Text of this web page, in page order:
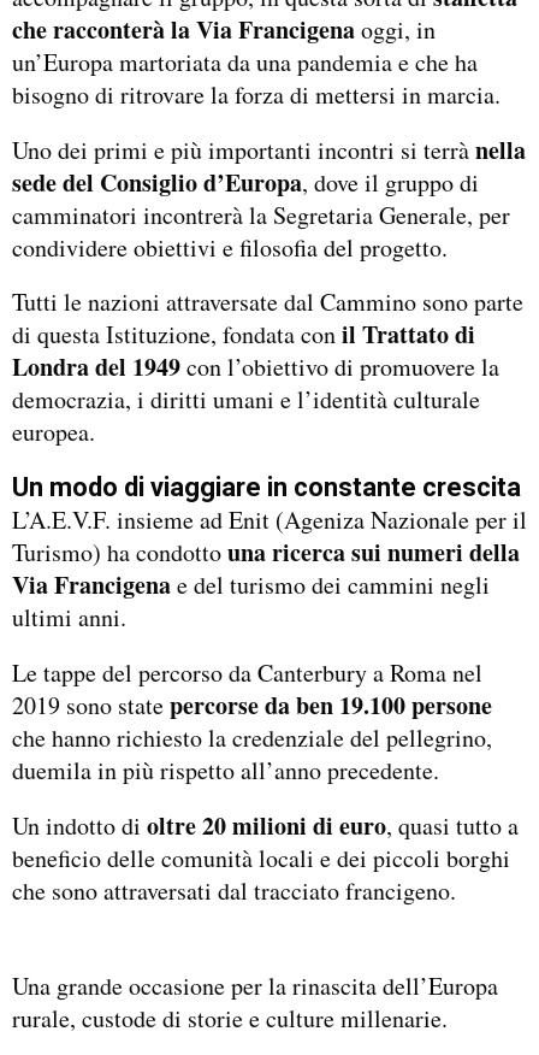
che racconterà la Via Francigenaoggi, in
un’Europa martoriata da una pandemia e che ha
bisogno di ritrovare la forza di mettersi in marcia.
Uno dei primi e più importanti incontri si terrànella
sede del Consiglio d’Europa, dove il gruppo di
camminatori incontrerà la Segretaria Generale, per
condividere obiettivi e filosofia del progetto.
Tutti le nazioni attraversate dal Cammino sono parte
di questa Istituzione, fondata conil Trattato di
Londra del 1949con l’obiettivo di promuovere la
democrazia, i diritti umani e l’identità culturale
europea.
Un modo di viaggiare in constante crescita
L’A.E.V.F. insieme ad Enit (Ageniza Nazionale per il
Turismo) ha condottouna ricerca sui numeri della
Via Francigenae del turismo dei cammini negli
ultimi anni.
Le tappe del percorso da Canterbury a Roma nel
2019 sono statepercorse da ben 19.100 persone
che hanno richiesto la credenziale del pellegrino,
duemila in più rispetto all’anno precedente.
Un indotto di oltre 20 milioni di euro, quasi tutto a
beneficio delle comunità locali e dei piccoli borghi
che sono attraversati dal tracciato francigeno.
Una grande occasione per la rinascita dell’Europa
rurale, custode di storie e culture millenarie.